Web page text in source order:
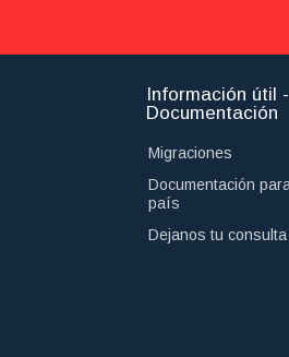
Información útil -
Documentación
Migraciones
Documentación
país
Dejanos tu consulta